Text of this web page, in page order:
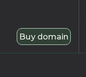
Buy domain